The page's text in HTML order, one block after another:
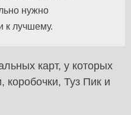
нужно
к лучшему.
карт, у которых
коробочки, Туз Пик и